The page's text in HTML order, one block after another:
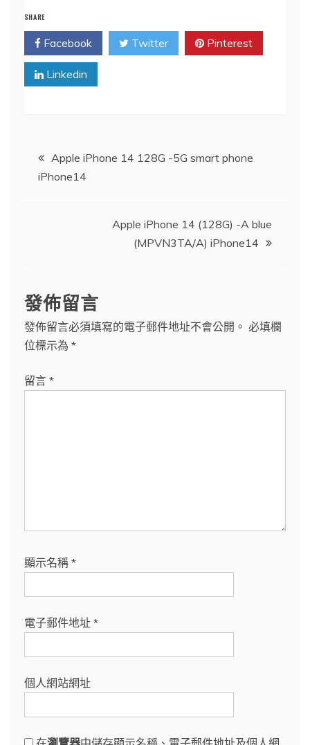
SHARE
Facebook Twitter Pinterest
Linkedin
文
章
Apple iPhone 14 128G -5G smart phone
iPhone14
Apple iPhone 14 (128G) -A blue
(MPVN3TA/A) iPhone14
發佈留言
發佈留言必須填寫的電子郵件地址不會公開。 必填欄
位標示為 *
留言 *
顯示名稱 *
電子郵件地址 *
個人網站網址